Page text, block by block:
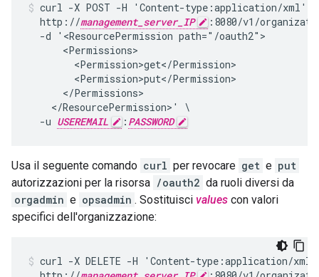
curl -X POST -H 'Content-type:application/xml' \
  http://
management_server_IP
:8080/v1/
  -d '<ResourcePermission path="/oauth2">
      <Permissions>
        <Permission>get</Permission>
        <Permission>put</Permission>
      </Permissions>
    </ResourcePermission>' \
  -u
USEREMAIL : PASSWORD
Usa il seguente comando curl per revocare get e put
autorizzazioni per la risorsa /oauth2 da ruoli diversi da
orgadmin e opsadmin . Sostituisci values con valori
specifici dell'organizzazione:
curl -X DELETE -H 'Content-type:application/